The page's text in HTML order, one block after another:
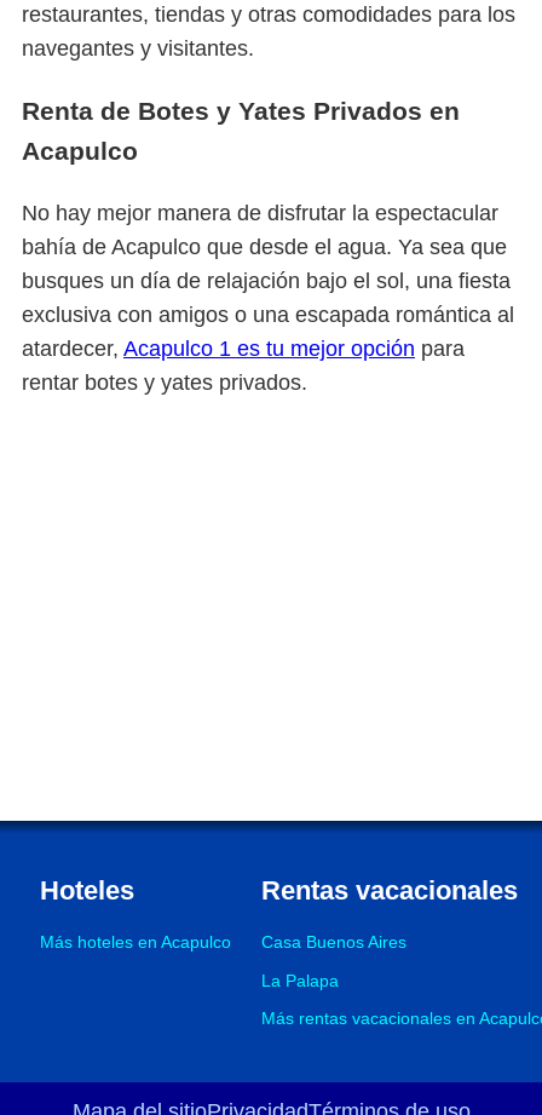
restaurantes, tiendas y otras comodidades para los
navegantes y visitantes.
Renta de Botes y Yates Privados en
Acapulco
No hay mejor manera de disfrutar la espectacular
bahía de Acapulco que desde el agua. Ya sea que
busques un día de relajación bajo el sol, una fiesta
exclusiva con amigos o una escapada romántica al
atardecer, Acapulco 1 es tu mejor opción para
rentar botes y yates privados.
Hoteles
Más hoteles en Acapulco
Rentas vacacionales
Casa Buenos Aires
La Palapa
Más rentas vacacionales en